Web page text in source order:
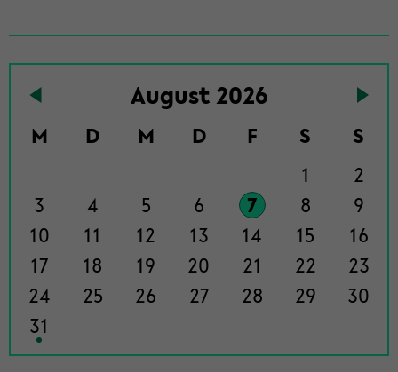
page
Au­gust 2026
M D M D F S
S
1
2
3
4 5 6 7 8
9
10
11 12 13 14 15
16
17
18 19 20 21 22
23
24
25 26 27 28 29
30
31